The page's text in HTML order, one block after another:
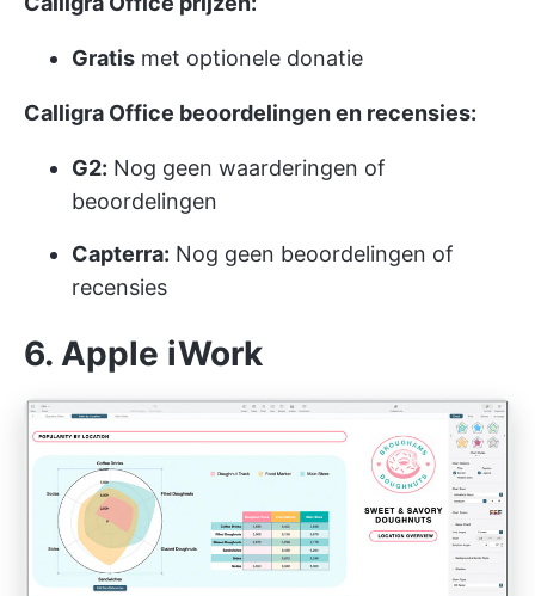
Gratis met optionele donatie
Calligra Office beoordelingen en recensies:
G2: Nog geen waarderingen of
beoordelingen
Capterra: Nog geen beoordelingen of
recensies
6. Apple iWork